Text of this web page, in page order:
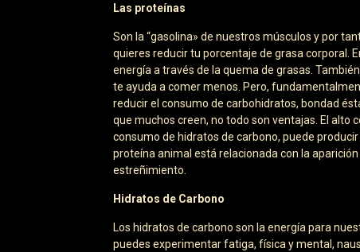
Las proteínas
Son la “gasolina» de nuestros músculos y por
quieres reducir tu porcentaje de grasa corporal.
energía a través de la quema de grasas.
te ayuda a comer menos. Pero,
reducir el consumo de carbohidratos, bondad
que muchos creen, no todo son ventajas. El alto
consumo de hidratos de carbono, puede
proteína animal está relacionada con la
estreñimiento.
Hidratos de Carbono
Los hidratos de carbono son la energía para
puedes experimentar fatiga, física y mental,